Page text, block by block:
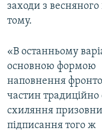
заходи з
тому.
«В останньому
основною формою
наповнення
частин традиційно
схиляння
підписання того ж